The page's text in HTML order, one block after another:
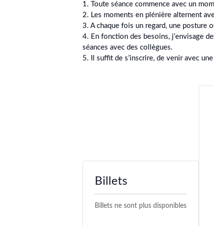
1. Toute séance commence avec un
2. Les moments en plénière alternent
3. A chaque fois un regard, une posture
4. En fonction des besoins, j’envisage
séances avec des collègues.
5. Il suffit de s’inscrire, de venir avec
Billets
Billets ne sont plus disponibles